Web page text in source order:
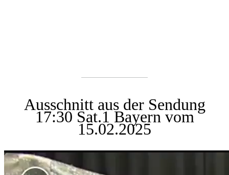
Ausschnitt aus der Sendung
17:30 Sat.1 Bayern vom
15.02.2025